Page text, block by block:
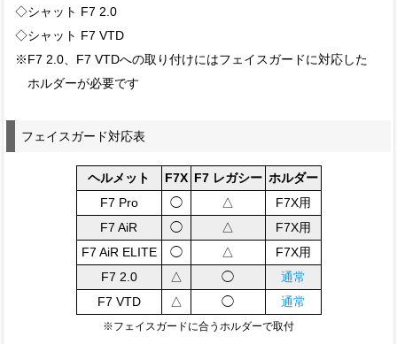
◇シャット F7 2.0
◇シャット F7 VTD
※F7 2.0、F7 VTDへの取り付けにはフェイスガードに対応した
ホルダーが必要です
フェイスガード対応表
ヘルメット F7X F7 レガシー ホルダー
F7 Pro
◯ △
F7X用
F7 AiR
◯ △
F7X用
F7 AiR ELITE
◯ △
F7X用
F7 2.0
△ ◯
通常
F7 VTD
△ ◯ 通常
※フェイスガードに合うホルダーで取付